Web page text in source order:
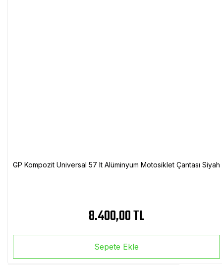
GP Kompozit Universal 57 lt Alüminyum Motosiklet Çantası Siyah
8.400,00 TL
Sepete Ekle